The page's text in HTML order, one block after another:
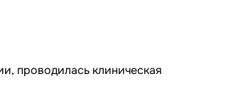
проводилась клиническая